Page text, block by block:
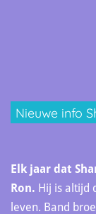
Nieuwe info
Elk jaar dat
Ron. Hij is altijd
leven. Band